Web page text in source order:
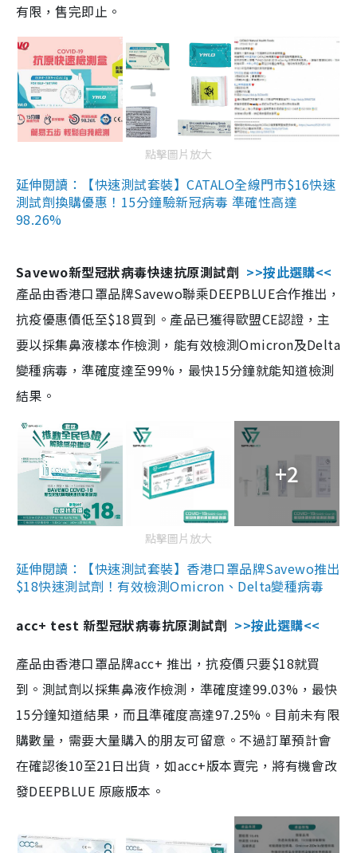
有限，售完即止。
點擊圖片放大
延伸閱讀：【快速測試套裝】CATALO全線門市$16快速
測試劑換購優惠！15分鐘驗新冠病毒 準確性高達
98.26%
Savewo新型冠狀病毒快速抗原測試劑 >>按此選購<<
產品由香港口罩品牌Savewo聯乘DEEPBLUE合作推出，
抗疫優惠價低至$18買到。產品已獲得歐盟CE認證，主
要以採集鼻液樣本作檢測，能有效檢測Omicron及Delta
變種病毒，準確度達至99%，最快15分鐘就能知道檢測
結果。
+2
點擊圖片放大
延伸閱讀：【快速測試套裝】香港口罩品牌Savewo推出
$18快速測試劑！有效檢測Omicron、Delta變種病毒
acc+ test 新型冠狀病毒抗原測試劑 >>按此選購<<
產品由香港口罩品牌acc+ 推出，抗疫價只要$18就買
到。測試劑以採集鼻液作檢測，準確度達99.03%，最快
15分鐘知道結果，而且準確度高達97.25%。目前未有限
購數量，需要大量購入的朋友可留意。不過訂單預計會
在確認後10至21日出貨，如acc+版本賣完，將有機會改
發DEEPBLUE 原廠版本。